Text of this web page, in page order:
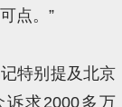
点。”
特别提及北京
诉求2000多万